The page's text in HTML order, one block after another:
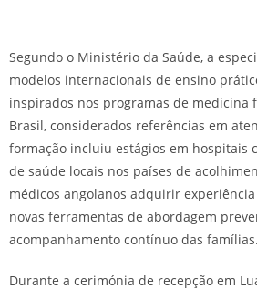
Segundo o Ministério da Saúde, a
modelos internacionais de ensino
inspirados nos programas de medicina
Brasil, considerados referências em
formação incluiu estágios em hospitais
de saúde locais nos países de
médicos angolanos adquirir
novas ferramentas de abordagem
acompanhamento contínuo das famílias.
Durante a cerimónia de recepção em